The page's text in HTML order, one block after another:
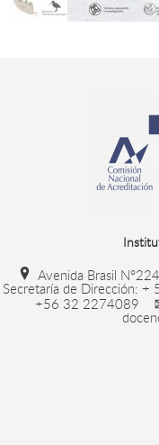
Avenida Brasil
Secretaría de Dirección:
+56 32 2274089